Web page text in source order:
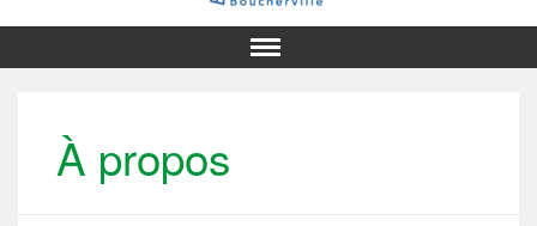
À propos